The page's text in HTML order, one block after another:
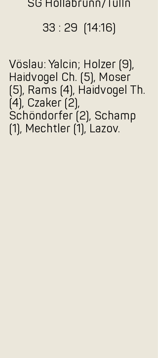
SG Hollabrunn/Tulln
33 : 29  (14:16)
Vöslau: Yalcin; Holzer (9),
Haidvogel Ch. (5), Moser
(5), Rams (4), Haidvogel Th.
(4), Czaker (2),
Schöndorfer (2), Schamp
(1), Mechtler (1), Lazov.